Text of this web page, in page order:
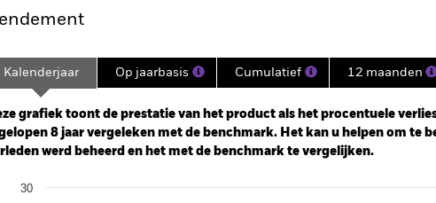
2017-01-01 00:00:00 to 2026-06-30 00:00:00.
-100 to 200.
Kalenderjaar Op jaarbasis Cumulatief 12 maanden
grafiek toont de prestatie van het product als het procentuele
8 jaar vergeleken met de benchmark. Het kan u helpen om te
werd beheerd en het met de benchmark te vergelijken.
chart with 2 data series.
30